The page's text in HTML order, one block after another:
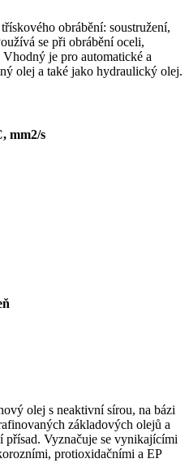
obrábění: soustružení,
se při obrábění oceli,
je pro automatické a
olej a také jako hydraulický olej.
mm2/s
olej s neaktivní sírou, na bázi
základových olejů a
Vyznačuje se vynikajícími
protioxidačními a EP